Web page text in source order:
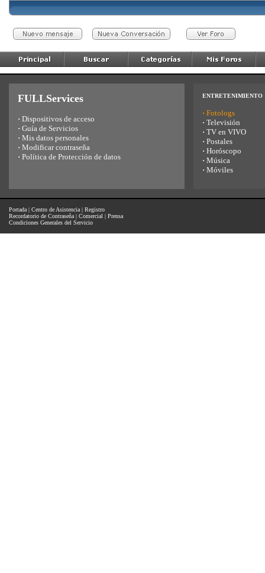
FULLServices
· Dispositivos de acceso
· Guía de Servicios
· Mis datos personales
· Modificar contraseña
· Política de Protección de datos
ENTRETENIMIENTO
· Fotologs
· Televisión
· TV en VIVO
· Postales
· Horóscopo
· Música
· Móviles
Portada | Centro de Asistencia | Registro
Recordatorio de Contraseña | Comercial | Prensa
Condiciones Generales del Servicio